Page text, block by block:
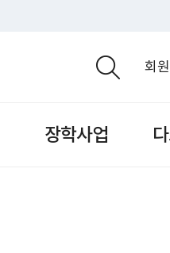
회
장학사업